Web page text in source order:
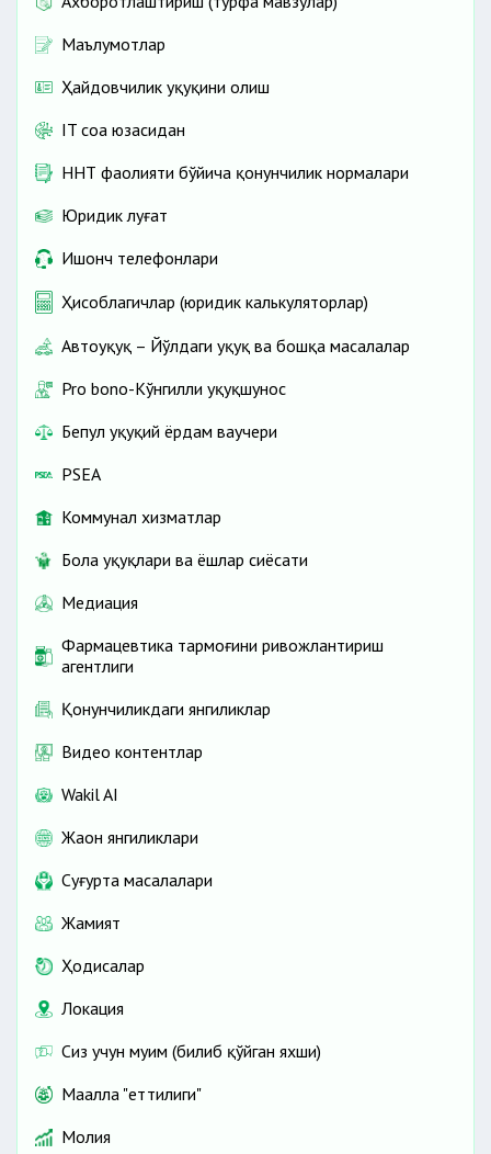
Маълумотлар
Ҳайдовчилик ҳуқуқини олиш
IT соҳа юзасидан
ННТ фаолияти бўйича қонунчилик нормалари
Юридик луғат
Ишонч телефонлари
Ҳисоблагичлар (юридик калькуляторлар)
Автоҳуқуқ – Йўлдаги ҳуқуқ ва бошқа масалалар
Pro bono-Кўнгилли ҳуқуқшунос
Бепул ҳуқуқий ёрдам ваучери
PSEA
Коммунал хизматлар
Бола ҳуқуқлари ва ёшлар сиёсати
Медиация
Фармацевтика тармоғини ривожлантириш
агентлиги
Қонунчиликдаги янгиликлар
Видео контентлар
Wakil AI
Жаҳон янгиликлари
Cуғурта масалалари
Жамият
Ҳодисалар
Локация
Сиз учун муҳим (билиб қўйган яхши)
Маҳалла "еттилиги"
Молия